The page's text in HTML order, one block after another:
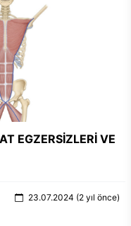
EGZERSİZLERİ VE
23.07.2024 (2 yıl önce)